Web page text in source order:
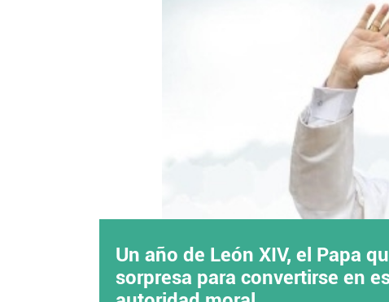
Un año de León XIV, el Papa
sorpresa para convertirse en